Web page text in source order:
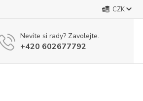
CZK
Nevíte si rady? Zavolejte.
+420 602677792